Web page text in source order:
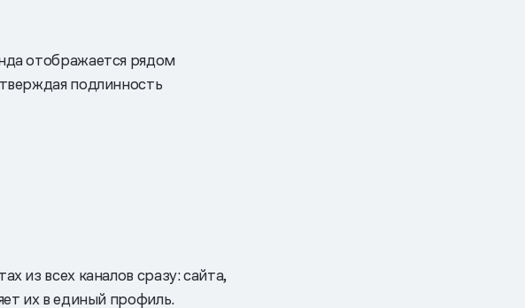
отображается рядом
подлинность
из всех каналов сразу: сайта,
их в единый профиль.